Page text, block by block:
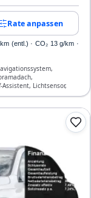
Rate anpassen
(entl.) · CO₂ 13 g/km ·
Lichtsensor,